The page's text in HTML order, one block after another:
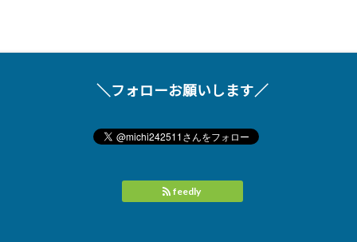
＼フォローお願いします／
feedly